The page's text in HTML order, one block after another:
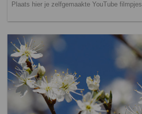
Plaats hier je zelfgemaakte YouTube filmpjes